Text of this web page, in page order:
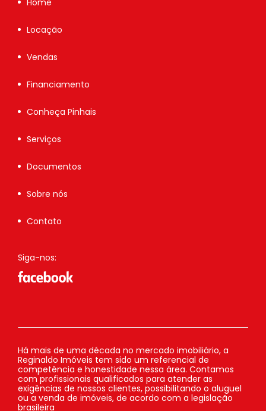
Locação
Vendas
Financiamento
Conheça Pinhais
Serviços
Documentos
Sobre nós
Contato
Siga-nos:
Há mais de uma década no mercado imobiliário, a
Reginaldo Imóveis tem sido um referencial de
competência e honestidade nessa área. Contamos
com profissionais qualificados para atender as
exigências de nossos clientes, possibilitando o aluguel
ou a venda de imóveis, de acordo com a legislação
brasileira